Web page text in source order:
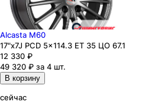
Alcasta M60
17"x7J PCD 5x114.3 ЕТ 35 ЦО 67.1
12 330 ₽
49 320 ₽ за 4 шт.
В корзину
сейчас